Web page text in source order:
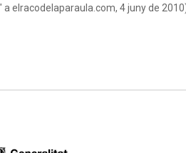
a elracodelaparaula.com, 4 juny de